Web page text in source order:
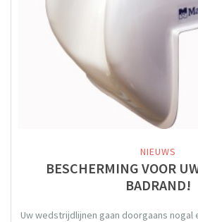
NIEUWS
BESCHERMING VOOR
BADRAND!
Uw wedstrijdlijnen gaan doorgaans nogal